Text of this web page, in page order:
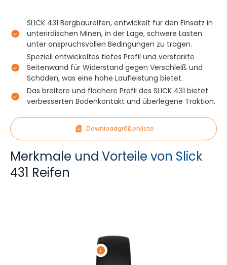
SLICK 431 Bergbaureifen, entwickelt für den Einsatz in
unterirdischen Minen, in der Lage, schwere Lasten
unter anspruchsvollen Bedingungen zu tragen.
Speziell entwickeltes tiefes Profil und verstärkte
Seitenwand für Widerstand gegen Verschleiß und
Schäden, was eine hohe Laufleistung bietet.
Das breitere und flachere Profil des SLICK 431 bietet
verbesserten Bodenkontakt und überlegene Traktion.
Downloadgrößenliste
Merkmale und Vorteile von Slick
431 Reifen